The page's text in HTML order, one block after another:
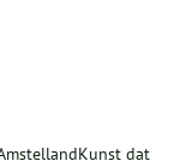
dat